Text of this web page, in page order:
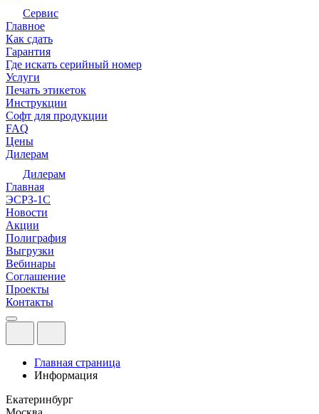
Сервис
Главное
Как сдать
Гарантия
Где искать серийный номер
Услуги
Печать этикеток
Инструкции
Софт для продукции
FAQ
Цены
Дилерам
Дилерам
Главная
ЭСРЗ-1С
Новости
Акции
Полиграфия
Выгрузки
Вебинары
Соглашение
Проекты
Контакты
Главная страница
Информация
Екатеринбург